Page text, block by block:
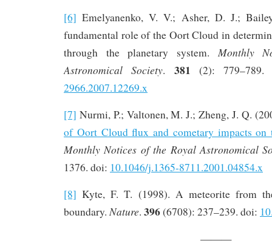
[6] Emelyanenko, V. V.; Asher, D. J.;
fundamental role of the Oort Cloud in
through the planetary system. Monthly
Astronomical Society. 381 (2):
2966.2007.12269.x
[7] Nurmi, P.; Valtonen, M. J.; Zheng, J. Q.
of Oort Cloud flux and cometary impacts on
Monthly Notices of the Royal Astronomical
1376. doi: 10.1046/j.1365-8711.2001.04854.x
[8] Kyte, F. T. (1998). A meteorite from
boundary. Nature. 396(6708): 237–239. doi:
———